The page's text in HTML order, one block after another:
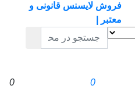
فروش لایسنس قانونی و
معتبر |